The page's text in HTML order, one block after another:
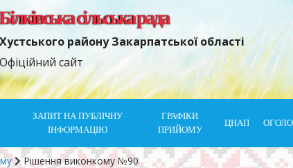
Білківська сільська рада
Хустського району Закарпатської області
Офіційний сайт
ЗАПИТ НА ПУБЛІЧНУ
ІНФОРМАЦІЮ
ГРАФІКИ
ПРИЙОМУ
ЦНАП
Рішення виконкому №90